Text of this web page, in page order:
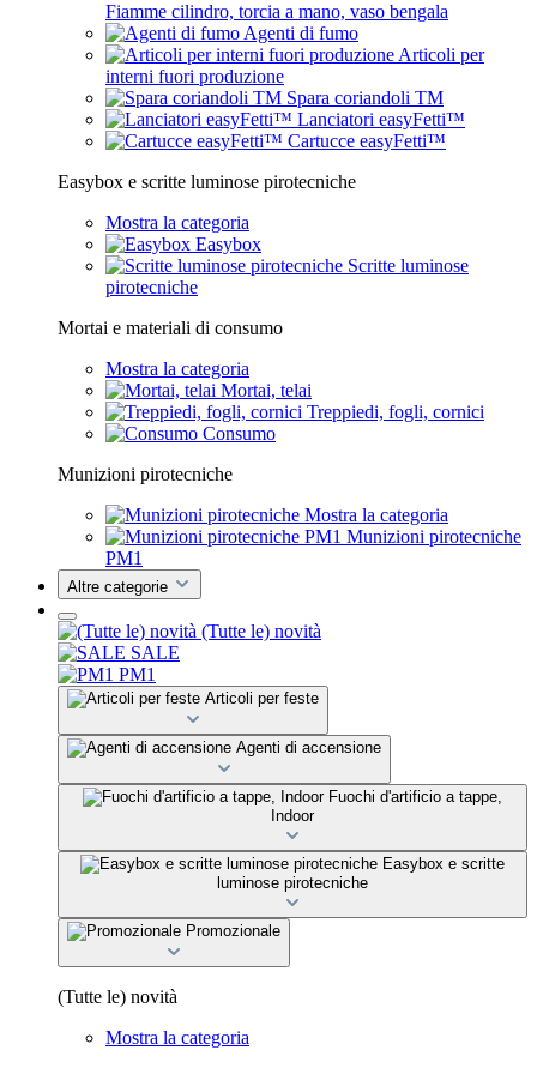
Fiamme cilindro, torcia a mano, vaso bengala
Agenti di fumo
Articoli per
interni fuori produzione
Spara coriandoli TM
Lanciatori easyFetti™
Cartucce easyFetti™
Easybox e scritte luminose pirotecniche
Mostra la categoria
Easybox
Scritte luminose
pirotecniche
Mortai e materiali di consumo
Mostra la categoria
Mortai, telai
Treppiedi, fogli, cornici
Consumo
Munizioni pirotecniche
Mostra la categoria
Munizioni pirotecniche
PM1
Altre categorie
(Tutte le) novità
SALE
PM1
Articoli per feste
Agenti di accensione
Fuochi d'artificio a tappe,
Indoor
Easybox e scritte
luminose pirotecniche
Promozionale
(Tutte le) novità
Mostra la categoria